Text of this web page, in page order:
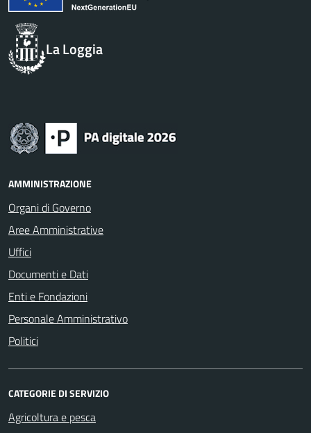
La Loggia
AMMINISTRAZIONE
Organi di Governo
Aree Amministrative
Uffici
Documenti e Dati
Enti e Fondazioni
Personale Amministrativo
Politici
CATEGORIE DI SERVIZIO
Agricoltura e pesca